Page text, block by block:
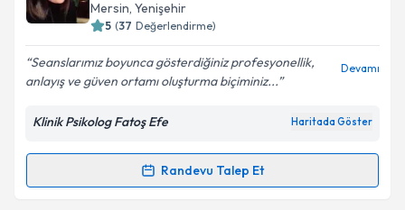
Kişisel verilerimin işlenmesine ilişkin
Aydınlatma
kapsamda işlenmesini kabul ediyorum.
Mersin, Yenişehir
5 (37 Değerlendirme)
Seanslarımız boyunca gösterdiğiniz profesyonellik,
anlayış ve güven ortamı oluşturma biçiminiz...
Devamı
Klinik Psikolog Fatoş Efe Haritada Göster
Randevu Talep Et
Randevu Takvimi Talebi